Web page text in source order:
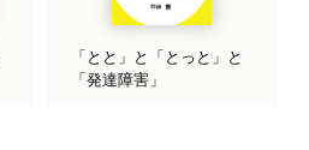
「とと」と「とっと」と
「発達障害」